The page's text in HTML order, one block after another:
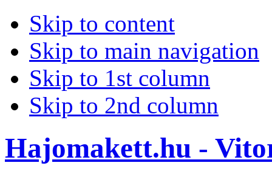
Skip to content
Skip to main navigation
Skip to 1st column
Skip to 2nd column
Hajomakett.hu -